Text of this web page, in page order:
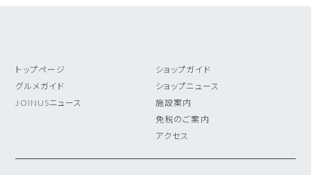
トップページ
グルメガイド
JOINUSニュース
ショップガイド
ショップニュース
施設案内
免税のご案内
アクセス